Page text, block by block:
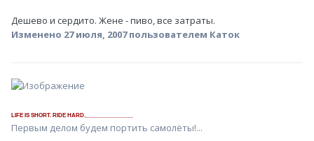
Дешево и сердито. Жене - пиво, все затраты.
Изменено 27 июля, 2007пользователем Каток
LIFE IS SHORT. RIDE HARD.
Первым делом будем портить самолёты!...